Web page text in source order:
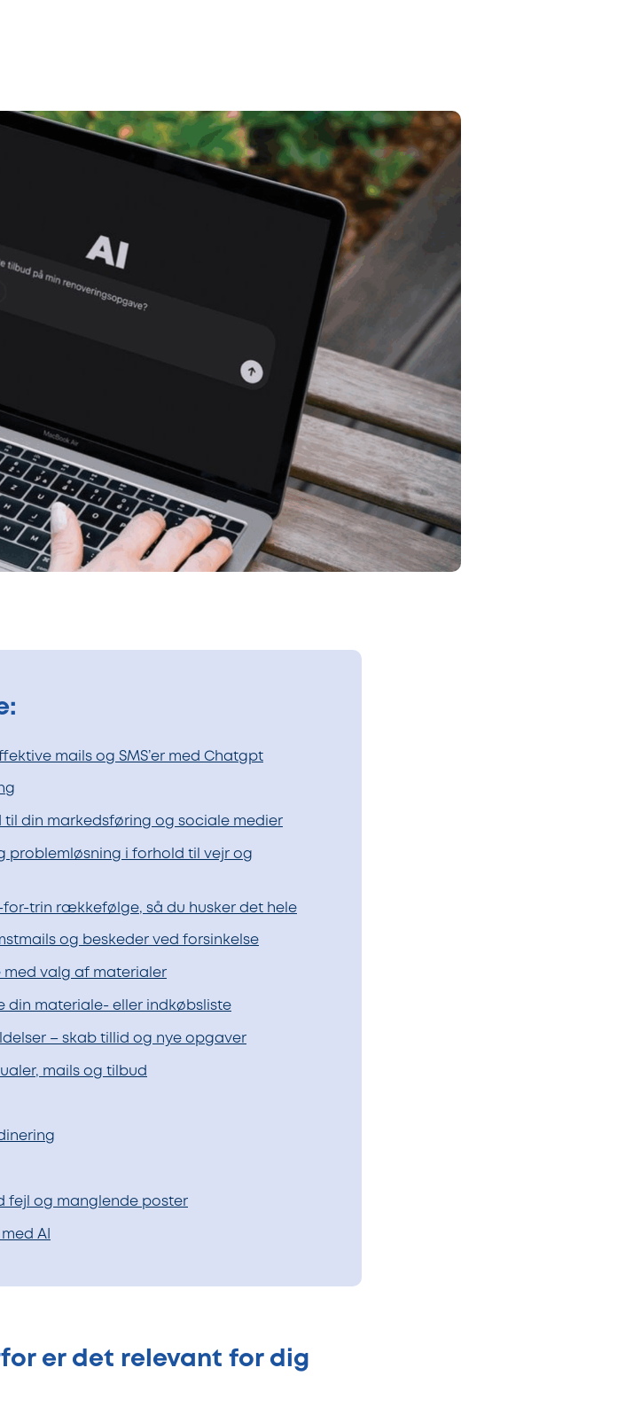
mails og SMS’er med Chatgpt
til din markedsføring og sociale medier
problemløsning i forhold til vejr og
for-trin rækkefølge, så du husker det hele
og beskeder ved forsinkelse
valg af materialer
din materiale- eller indkøbsliste
– skab tillid og nye opgaver
mails og tilbud
fejl og manglende poster
AI
er det relevant for dig